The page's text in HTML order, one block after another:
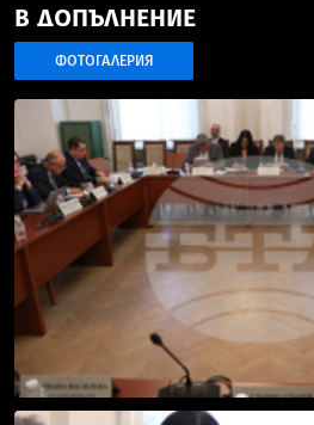
В ДОПЪЛНЕНИЕ
ФОТОГАЛЕРИЯ